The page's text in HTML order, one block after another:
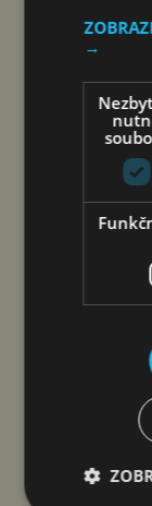
vysílací
transformaci
U
NEMOC
Praha 7.
koček
→